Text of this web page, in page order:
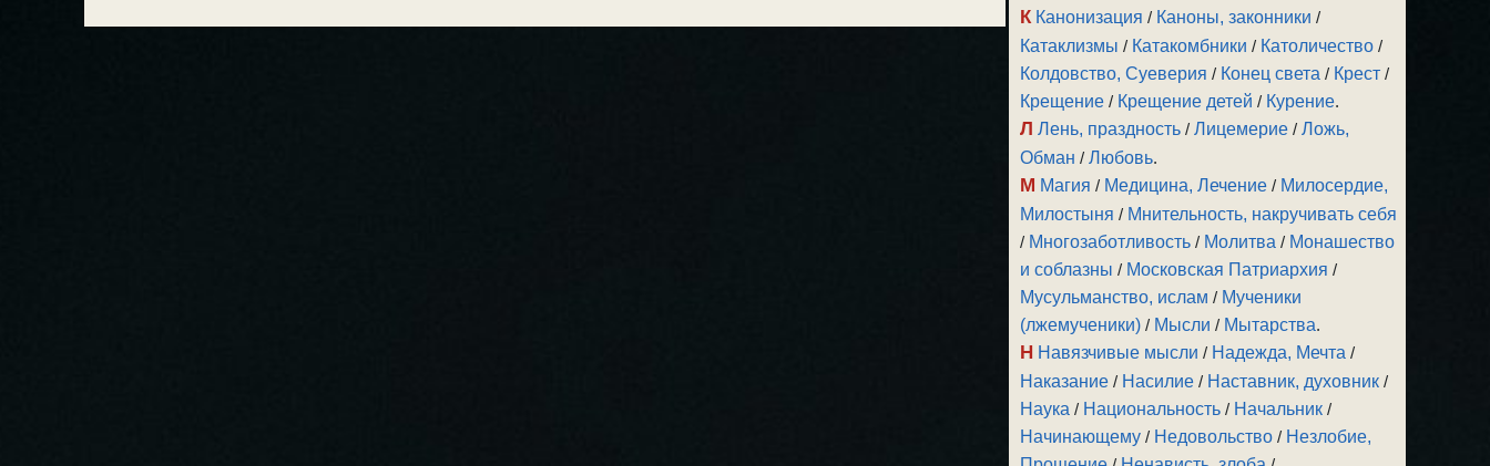
К Канонизация / Каноны, законники /
Катаклизмы / Катакомбники / Католичество /
Колдовство, Суеверия / Конец света / Крест /
Крещение / Крещение детей / Курение.
Л Лень, праздность /Лицемерие /Ложь,
Обман /Любовь.
М Магия / Медицина, Лечение / Милосердие,
Милостыня / Мнительность, накручивать себя
/ Многозаботливость / Молитва / Монашество
и соблазны / Московская Патриархия /
Мусульманство, ислам / Мученики
(лжемученики) / Мысли / Мытарства.
Н Навязчивые мысли / Надежда, Мечта /
Наказание / Насилие / Наставник, духовник /
Наука / Национальность / Начальник /
Начинающему / Недовольство / Незлобие,